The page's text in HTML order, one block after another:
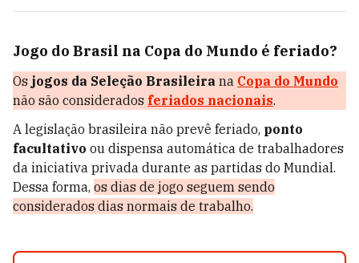
Jogo do Brasil na Copa do Mundo é feriado?
Os jogos da Seleção Brasileira na Copa do Mundo
não são considerados feriados nacionais.
A legislação brasileira não prevê feriado, ponto
facultativo ou dispensa automática de trabalhadores
da iniciativa privada durante as partidas do Mundial.
Dessa forma, os dias de jogo seguem sendo
considerados dias normais de trabalho.